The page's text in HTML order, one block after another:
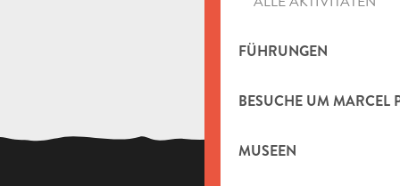
FÜHRUNGEN
BESUCHE UM MARCEL
MUSEEN